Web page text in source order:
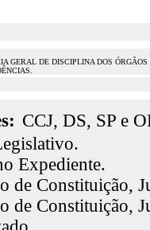
GERAL DE DISCIPLINA DOS
CCJ, DS, SP e
Expediente.
de Constituição,
de Constituição,